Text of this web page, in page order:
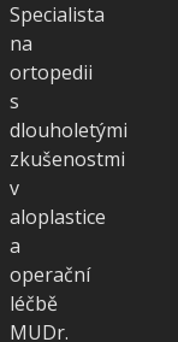
Specialista
na
ortopedii
s
dlouholetými
zkušenostmi
v
aloplastice
a
operační
léčbě
MUDr.